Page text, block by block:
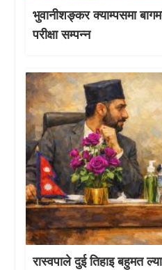
भुवानीशङ्कर क्याम्पसमा
परीक्षा सम्पन्न
रास्वपाले दुई तिहाइ बहुमत